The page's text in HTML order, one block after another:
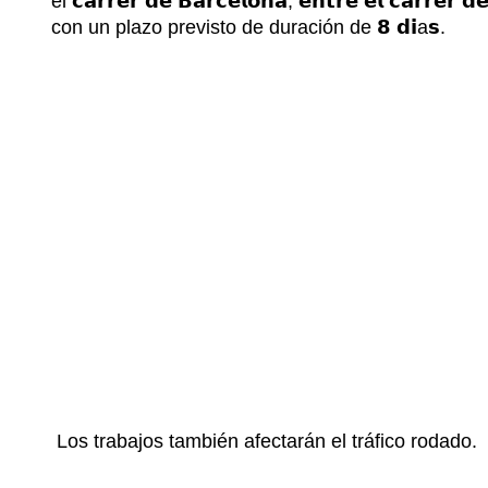
con un plazo previsto de duración de 𝟴 𝗱𝗶a𝘀.
Los trabajos también afectarán el tráfico rodado.